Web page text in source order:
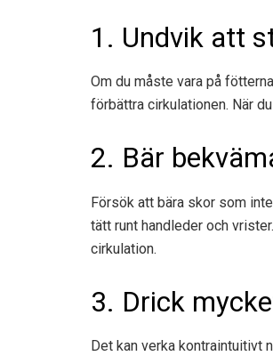
1. Undvik att
Om du måste vara på
förbättra cirkulationen. När
2. Bär
Försök att bära skor som
tätt runt handleder och
cirkulation.
3. Drick
Det kan verka kontraintuitivt